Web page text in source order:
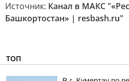
Источник: Канал в МАКС
Башкортостан» | resbash.ru"
ТОП